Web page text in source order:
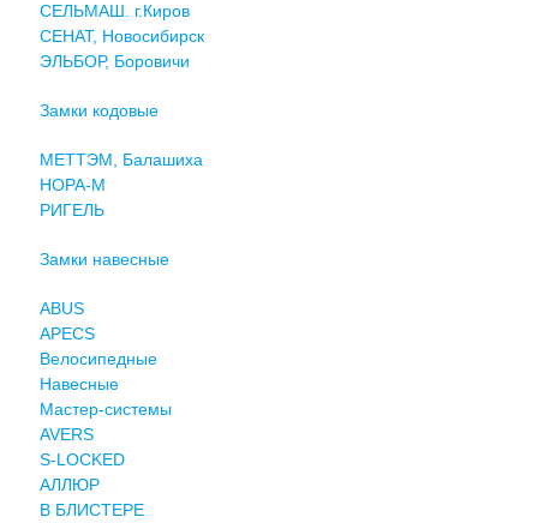
СЕЛЬМАШ. г.Киров
СЕНАТ, Новосибирск
ЭЛЬБОР, Боровичи
Замки кодовые
МЕТТЭМ, Балашиха
НОРА-М
РИГЕЛЬ
Замки навесные
ABUS
APECS
Велосипедные
Навесные
Мастер-системы
AVERS
S-LOCKED
АЛЛЮР
В БЛИСТЕРЕ